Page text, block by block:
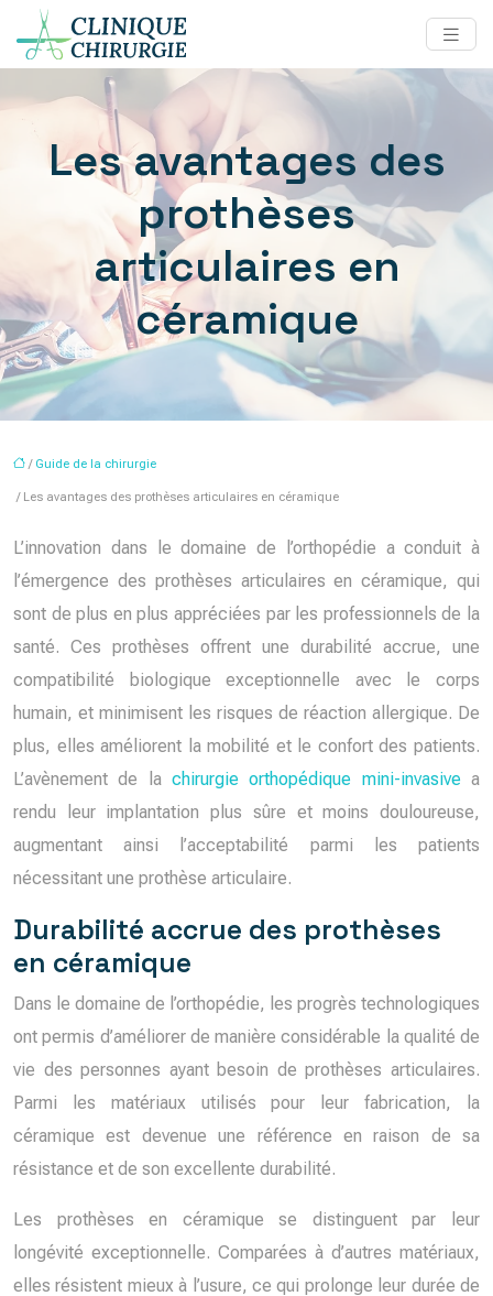
Les avantages des
prothèses
articulaires en
céramique
/ Guide de la chirurgie
/ Les avantages des prothèses articulaires en céramique
L’innovation dans le domaine de l’orthopédie a conduit à
l’émergence des prothèses articulaires en céramique, qui
sont de plus en plus appréciées par les professionnels de la
santé. Ces prothèses offrent une durabilité accrue, une
compatibilité biologique exceptionnelle avec le corps
humain, et minimisent les risques de réaction allergique. De
plus, elles améliorent la mobilité et le confort des patients.
L’avènement de la chirurgie orthopédique mini-invasivea
rendu leur implantation plus sûre et moins douloureuse,
augmentant ainsi l’acceptabilité parmi les patients
nécessitant une prothèse articulaire.
Durabilité accrue des prothèses
en céramique
Dans le domaine de l’orthopédie, les progrès technologiques
ont permis d’améliorer de manière considérable la qualité de
vie des personnes ayant besoin de prothèses articulaires.
Parmi les matériaux utilisés pour leur fabrication, la
céramique est devenue une référence en raison de sa
résistance et de son excellente durabilité.
Les prothèses en céramique se distinguent par leur
longévité exceptionnelle. Comparées à d’autres matériaux,
elles résistent mieux à l’usure, ce qui prolonge leur durée de